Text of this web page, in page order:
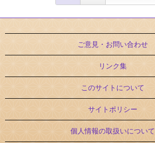
ご意見・お問い合わせ
リンク集
このサイトについて
サイトポリシー
個人情報の取扱いについて